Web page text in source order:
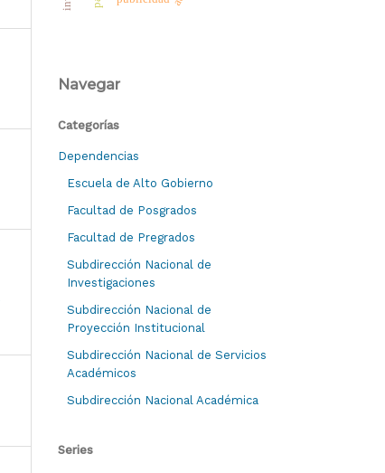
Navegar
Categorías
Dependencias
Escuela de Alto Gobierno
Facultad de Posgrados
Facultad de Pregrados
Subdirección Nacional de
Investigaciones
Subdirección Nacional de
Proyección Institucional
Subdirección Nacional de Servicios
Académicos
Subdirección Nacional Académica
Series